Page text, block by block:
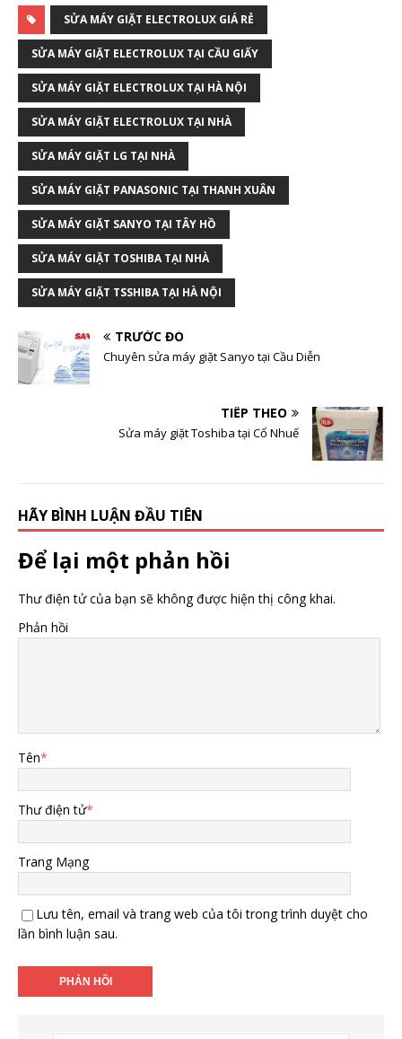
SỬA MÁY GIẶT ELECTROLUX GIÁ RẺ
SỬA MÁY GIẶT ELECTROLUX TẠI CẦU GIẤY
SỬA MÁY GIẶT ELECTROLUX TẠI HÀ NỘI
SỬA MÁY GIẶT ELECTROLUX TẠI NHÀ
SỬA MÁY GIẶT LG TẠI NHÀ
SỬA MÁY GIẶT PANASONIC TẠI THANH XUÂN
SỬA MÁY GIẶT SANYO TẠI TÂY HỒ
SỬA MÁY GIẶT TOSHIBA TẠI NHÀ
SỬA MÁY GIẶT TSSHIBA TẠI HÀ NỘI
TRƯỚC ĐÓ
Chuyên sửa máy giặt Sanyo tại Cầu Diễn
TIẾP THEO
Sửa máy giặt Toshiba tại Cổ Nhuế
HÃY BÌNH LUẬN ĐẦU TIÊN
Để lại một phản hồi
Thư điện tử của bạn sẽ không được hiện thị công khai.
Phản hồi
Tên*
Thư điện tử*
Trang Mạng
Lưu tên, email và trang web của tôi trong trình duyệt cho
lần bình luận sau.